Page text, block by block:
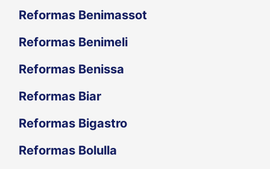
Reformas Benimassot
Reformas Benimeli
Reformas Benissa
Reformas Biar
Reformas Bigastro
Reformas Bolulla